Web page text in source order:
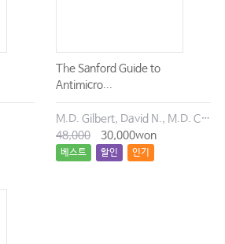
The Sanford Guide to
Antimicro...
M.D. Gilbert, David N., M.D. Chambers, Henry F., M.D. Eliopoulos, George M., M.D. Saag, Michael S., M.D. Pavia, Andrew T.
48,000
30,000won
베스트 할인 인기